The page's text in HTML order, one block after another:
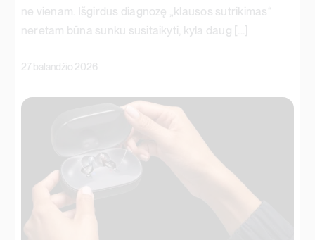
ne vienam. Išgirdus diagnozę „klausos sutrikimas“
neretam būna sunku susitaikyti, kyla daug [...]
27 balandžio 2026